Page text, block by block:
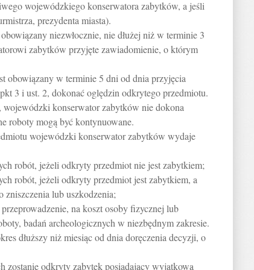
wojewódzkiego konserwatora zabytków, a jeśli
prezydenta miasta).
niezwłocznie, nie dłużej niż w terminie 3
zabytków przyjęte zawiadomienie, o którym
obowiązany w terminie 5 dni od dnia przyjęcia
3 i ust. 2, dokonać oględzin odkrytego przedmiotu.
konserwator zabytków nie dokona
roboty mogą być kontynuowane.
wojewódzki konserwator zabytków wydaje
robót, jeżeli odkryty przedmiot nie jest zabytkiem;
robót, jeżeli odkryty przedmiot jest zabytkiem, a
lub uszkodzenia;
na koszt osoby fizycznej lub
badań archeologicznych w niezbędnym zakresie.
dłuższy niż miesiąc od dnia doręczenia decyzji, o
zostanie odkryty zabytek posiadający wyjątkową